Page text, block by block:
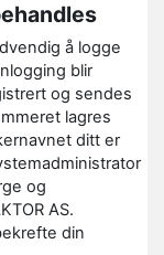
å logge
blir
og sendes
lagres
ditt er
og
AS.
din